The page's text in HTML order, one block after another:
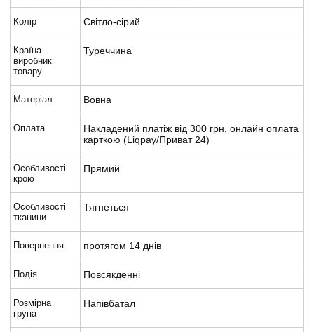
Колір Світло-сірий
Країна-
виробник
товару
Туреччина
Матеріал Вовна
Оплата
Накладений платіж від 300 грн, онлайн оплата
карткою (Liqpay/Приват 24)
Особливості
крою
Прямий
Особливості
тканини
Тягнеться
Повернення протягом 14 днів
Подія Повсякденні
Розмірна
група
Напівбатал